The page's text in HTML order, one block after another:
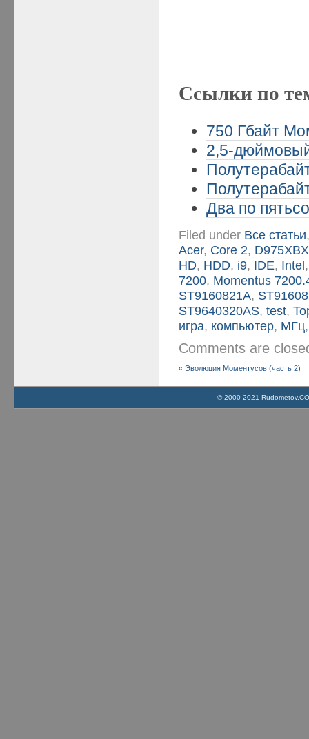
Ссылки по
750 Гбайт
2,5-
Два по
Filed under Все статьи
Acer, Core 2, D975XBX
HD, HDD, i9, IDE, Intel
7200, Momentus
ST9160821A,
ST9640320AS,test,
игра, компьютер, МГц
Comments are
«Эволюция Моментусов (часть 2)
© 2000-2021